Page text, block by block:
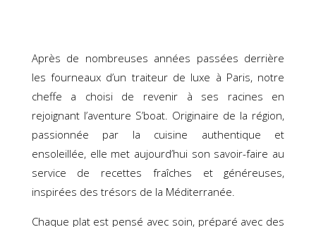
Après de nombreuses années passées derrière
les fourneaux d’un traiteur de luxe à Paris, notre
cheffe a choisi de revenir à ses racines en
rejoignant l’aventure S’boat. Originaire de la région,
passionnée par la cuisine authentique et
ensoleillée, elle met aujourd’hui son savoir-faire au
service de recettes fraîches et généreuses,
inspirées des trésors de la Méditerranée.
Chaque plat est pensé avec soin, préparé avec des